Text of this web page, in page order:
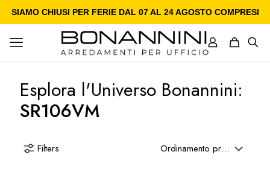
SIAMO CHIUSI PER FERIE DAL 07 AL 24 AGOSTO COMPRESI
Esplora l'Universo Bonannini:
SR106VM
Filters